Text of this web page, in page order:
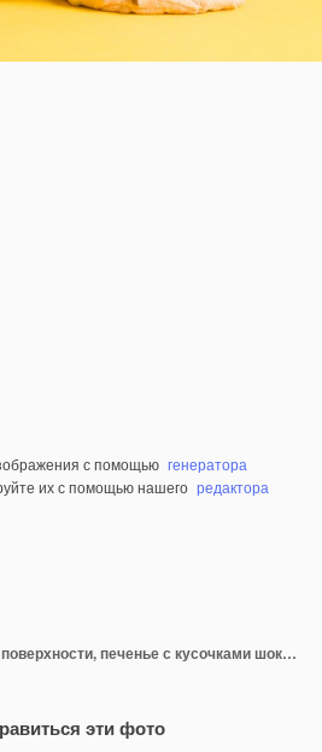
с помощью генератора
их с помощью нашего редактора
Печенье на желтой поверхности, печенье с кусочками шоколада и брусники
эти фото